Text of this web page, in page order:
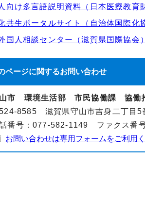
向け多言語説明資料（日本医療教育
共生ポータルサイト（自治体国際化
国人相談センター（滋賀県国際協会）
ページに関するお問い合わせ
市 環境生活部 市民協働課 協働
8585 滋賀県守山市吉身二丁目5
番号：077-582-1149 ファクス番
お問い合わせは専用フォームをご利用く